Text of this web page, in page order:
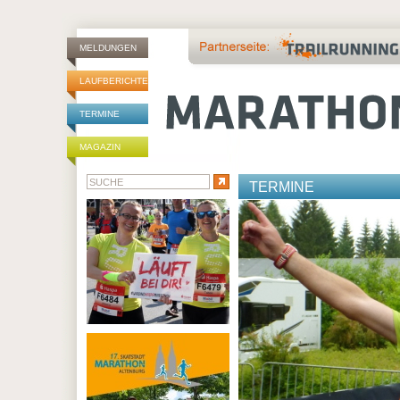
MELDUNGEN
LAUFBERICHTE
TERMINE
MAGAZIN
TERMINE